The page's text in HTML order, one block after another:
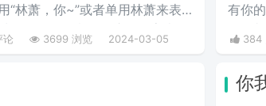
“林萧，你~”或者单用林萧来表
阴阳怪气的意思。这三个字表示
评判的时候运用的非常巧妙，就
论 3699 浏览 2024-03-05
有你
歌词
384
你